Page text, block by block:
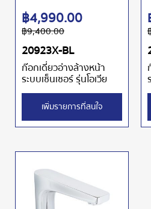
20923X-BL
ก๊อกเดี่ยวอ่างล้างหน้า
ระบบเซ็นเซอร์ รุ่นโอเวีย
฿9,400.00
฿4,990.00
เพิ่มรายการที่สนใจ